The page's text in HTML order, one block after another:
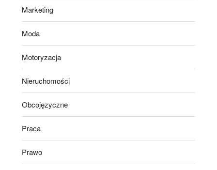
Marketing
Moda
Motoryzacja
Nieruchomości
Obcojęzyczne
Praca
Prawo